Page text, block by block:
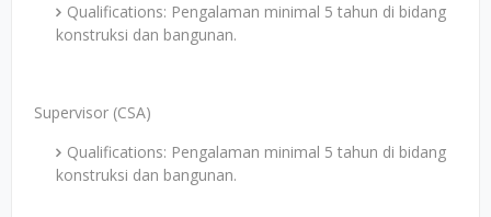
Qualifications: Pengalaman minimal 5 tahun di bidang
konstruksi dan bangunan.
Supervisor (CSA)
Qualifications: Pengalaman minimal 5 tahun di bidang
konstruksi dan bangunan.